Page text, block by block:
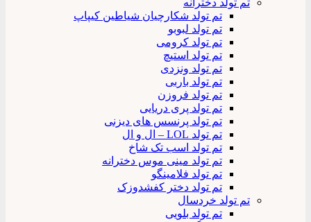
تم تولد شکارچیان شیاطین کیپاپ
تم تولد لبوبو
تم تولد کرومی
تم تولد استیچ
تم تولد ونزدی
تم تولد باربی
تم تولد فروزن
تم تولد پری دریایی
تم تولد پرنسس های دیزنی
تم تولد LOL – ال و ال
تم تولد اسب تک شاخ
تم تولد مینی موس دخترانه
تم تولد فلامینگو
تم تولد دختر کفشدوزک
تم تولد خردسال
تم تولد بلویی